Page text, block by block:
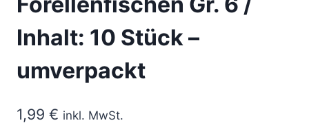
Inhalt: 10 Stück –
umverpackt
1,99 € inkl. MwSt.